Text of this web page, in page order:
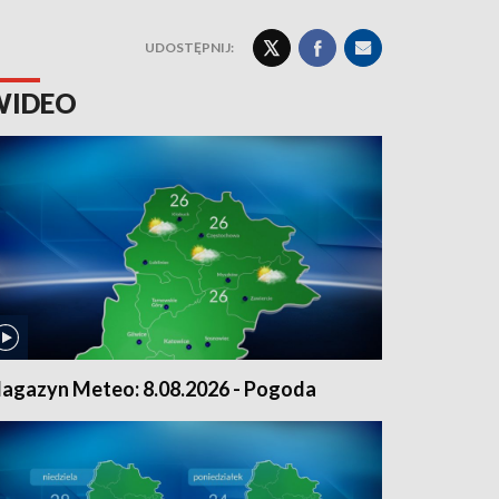
UDOSTĘPNIJ:
Meteo: 8.08.2026 - Pogoda